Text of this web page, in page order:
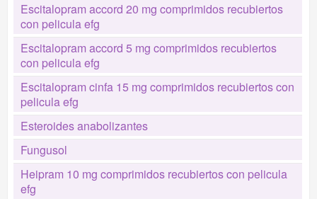
Escitalopram accord 20 mg comprimidos recubiertos
con pelicula efg
Escitalopram accord 5 mg comprimidos recubiertos
con pelicula efg
Escitalopram cinfa 15 mg comprimidos recubiertos con
pelicula efg
Esteroides anabolizantes
Fungusol
Heipram 10 mg comprimidos recubiertos con pelicula
efg